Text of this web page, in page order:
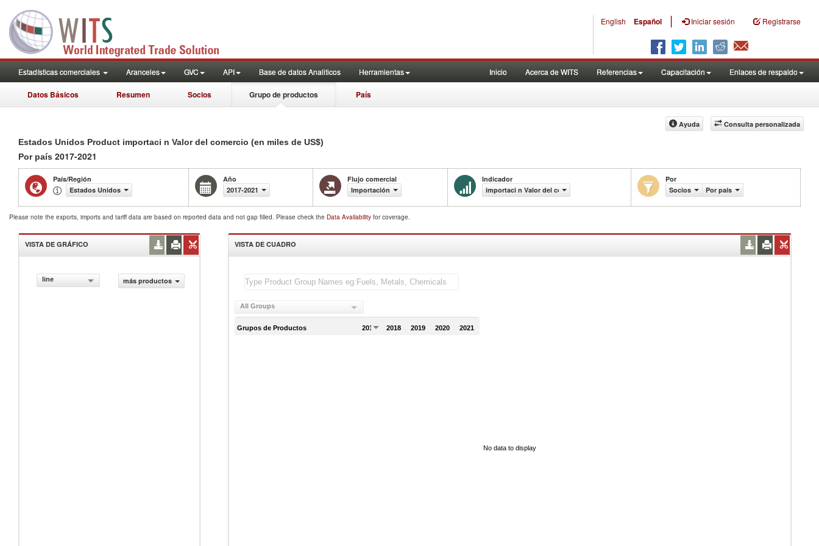
English Español | Iniciar sesión Registrarse
Estadísticas comerciales Aranceles GVC API Base de datos Analiticos Herramientas Inicio Acerca de WITS Referencias Capacitación Enlaces de respaldo
Datos Básicos Resumen Socios Grupo de productos País
Consulta personalizada
Ayuda
Estados Unidos Product importaci n Valor del comercio (en miles de US$)
Por país 2017-2021
País/Región
Estados Unidos
Año
2017-2021
Flujo comercial
Importación
Indicador
importaci n Valor del comercio (en miles de US$)
Por
Socios
Por país
Please note the exports, imports and tariff data are based on reported data and not gap filled. Please check the Data Availability for coverage.
VISTA DE GRÁFICO
line más productos
VISTA DE CUADRO
All Groups
Grupos de Productos 2017 2018 2019 2020 2021
No data to display